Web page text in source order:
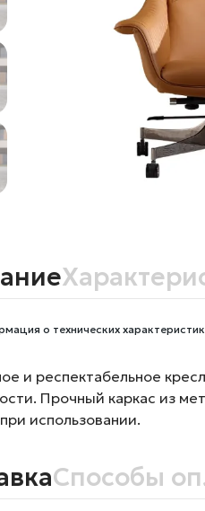
о технических
и респектабельное
Прочный каркас из
использовании.
Способы